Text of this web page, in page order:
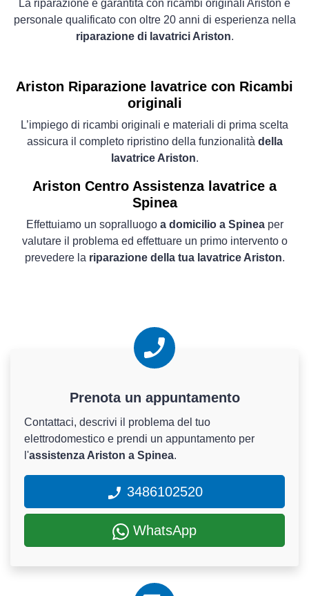
La riparazione è garantita con ricambi originali Ariston e
personale qualificato con oltre 20 anni di esperienza nella
riparazione di lavatrici Ariston.
Ariston Riparazione lavatrice con Ricambi
originali
L’impiego di ricambi originali e materiali di prima scelta
assicura il completo ripristino della funzionalità della
lavatrice Ariston.
Ariston Centro Assistenza lavatrice a
Spinea
Effettuiamo un sopralluogo a domicilio a Spineaper
valutare il problema ed effettuare un primo intervento o
prevedere la riparazione della tua lavatrice Ariston.
Prenota un appuntamento
Contattaci, descrivi il problema del tuo
elettrodomestico e prendi un appuntamento per
l'assistenza Ariston a Spinea.
3486102520
WhatsApp